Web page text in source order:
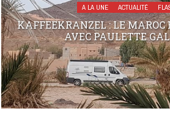
A LA UNE ACTUALITÉ
KAFFEEKRANZEL : LE MAROC
AVEC PAULETTE